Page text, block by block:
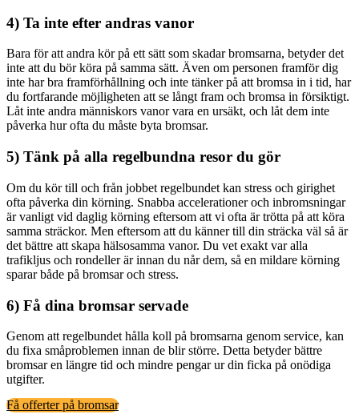
4) Ta inte efter andras vanor
Bara för att andra kör på ett sätt som skadar bromsarna, betyder det
inte att du bör köra på samma sätt. Även om personen framför dig
inte har bra framförhållning och inte tänker på att bromsa in i tid, har
du fortfarande möjligheten att se långt fram och bromsa in försiktigt.
Låt inte andra människors vanor vara en ursäkt, och låt dem inte
påverka hur ofta du måste byta bromsar.
5) Tänk på alla regelbundna resor du gör
Om du kör till och från jobbet regelbundet kan stress och girighet
ofta påverka din körning. Snabba accelerationer och inbromsningar
är vanligt vid daglig körning eftersom att vi ofta är trötta på att köra
samma sträckor. Men eftersom att du känner till din sträcka väl så är
det bättre att skapa hälsosamma vanor. Du vet exakt var alla
trafikljus och rondeller är innan du når dem, så en mildare körning
sparar både på bromsar och stress.
6) Få dina bromsar servade
Genom att regelbundet hålla koll på bromsarna genom service, kan
du fixa småproblemen innan de blir större. Detta betyder bättre
bromsar en längre tid och mindre pengar ur din ficka på onödiga
utgifter.
Få offerter på bromsar